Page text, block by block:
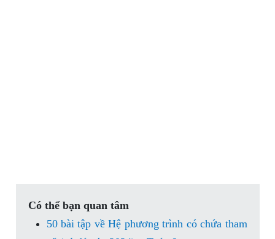
Có thể bạn quan tâm
50 bài tập về Hệ phương trình có chứa tham